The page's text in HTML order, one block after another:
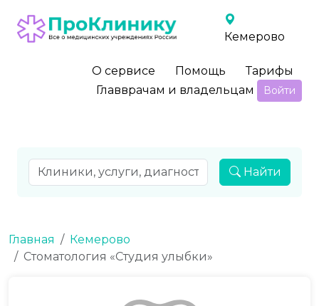
Кемерово
О сервисе Помощь
Тарифы
Главврачам и владельцам
Войти
Найти
Главная
Кемерово
Стоматология «Студия улыбки»